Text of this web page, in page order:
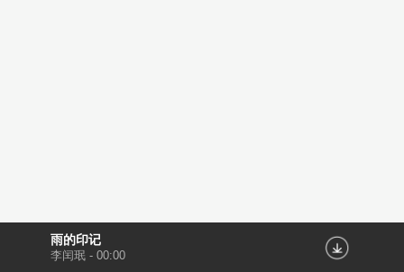
雨的印记
李闰珉 - 00:00